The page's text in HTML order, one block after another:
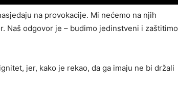
na provokacije. Mi nećemo na njih
Naš odgovor je – budimo jedinstveni i zaštitimo
jer, kako je rekao, da ga imaju ne bi držali